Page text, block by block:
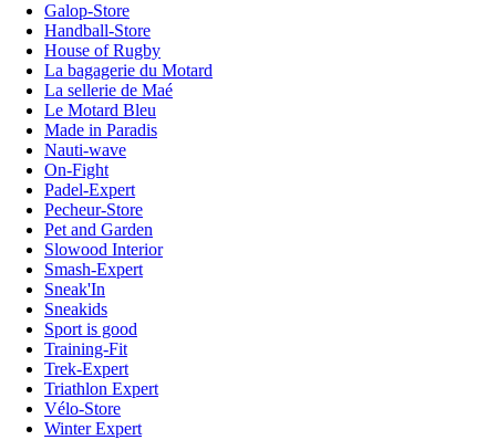
Galop-Store
Handball-Store
House of Rugby
La bagagerie du Motard
La sellerie de Maé
Le Motard Bleu
Made in Paradis
Nauti-wave
On-Fight
Padel-Expert
Pecheur-Store
Pet and Garden
Slowood Interior
Smash-Expert
Sneak'In
Sneakids
Sport is good
Training-Fit
Trek-Expert
Triathlon Expert
Vélo-Store
Winter Expert